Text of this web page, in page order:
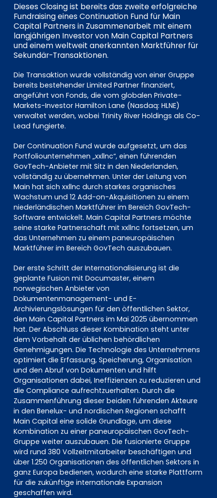
Dieses Closing ist bereits das zweite erfolgreiche
Fundraising eines Continuation Fund für Main
Capital Partners in Zusammenarbeit mit einem
langjährigen Investor von Main Capital Partners
und einem weltweit anerkannten Marktführer für
Sekundär-Transaktionen.
Die Transaktion wurde vollständig von einer Gruppe
bereits bestehender Limited Partner finanziert,
angeführt von Fonds, die vom globalen Private-
Markets-Investor Hamilton Lane (Nasdaq: HLNE)
verwaltet werden, wobei Trinity River Holdings als Co-
Lead fungierte.
Der Continuation Fund wurde aufgesetzt, um das
Portfoliounternehmen „xxllnc“, einen führenden
GovTech-Anbieter mit Sitz in den Niederlanden,
vollständig zu übernehmen. Unter der Leitung von
Main hat sich xxllnc durch starkes organisches
Wachstum und 12 Add-on-Akquisitionen zu einem
niederländischen Marktführer im Bereich GovTech-
Software entwickelt. Main Capital Partners möchte
seine starke Partnerschaft mit xxllnc fortsetzen, um
das Unternehmen zu einem paneuropäischen
Marktführer im Bereich GovTech auszubauen.
Der erste Schritt der Internationalisierung ist die
geplante Fusion mit Documaster, einem
norwegischen Anbieter von
Dokumentenmanagement- und E-
Archivierungslösungen für den öffentlichen Sektor,
den Main Capital Partners im Mai 2025 übernommen
hat. Der Abschluss dieser Kombination steht unter
dem Vorbehalt der üblichen behördlichen
Genehmigungen. Die Technologie des Unternehmens
optimiert die Erfassung, Speicherung, Organisation
und den Abruf von Dokumenten und hilft
Organisationen dabei, Ineffizienzen zu reduzieren und
die Compliance aufrechtzuerhalten. Durch die
Zusammenführung dieser beiden führenden Akteure
in den Benelux- und nordischen Regionen schafft
Main Capital eine solide Grundlage, um diese
Kombination zu einer paneuropäischen GovTech-
Gruppe weiter auszubauen. Die fusionierte Gruppe
wird rund 380 Vollzeitmitarbeiter beschäftigen und
über 1.250 Organisationen des öffentlichen Sektors in
ganz Europa bedienen, wodurch eine starke Plattform
für die zukünftige internationale Expansion
geschaffen wird.